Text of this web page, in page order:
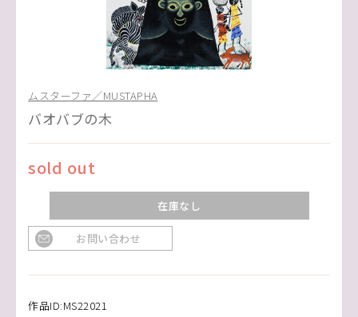
ムスターファ／MUSTAPHA
バオバブの木
sold out
在庫なし
お問い合わせ
作品ID:MS22021